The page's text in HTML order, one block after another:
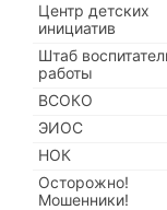
Центр детских
инициатив
Штаб
работы
ВСОКО
ЭИОС
НОК
Осторожно!
Мошенники!